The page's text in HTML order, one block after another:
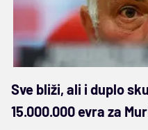
Sve bliži, ali i duplo
15.000.000 evra za